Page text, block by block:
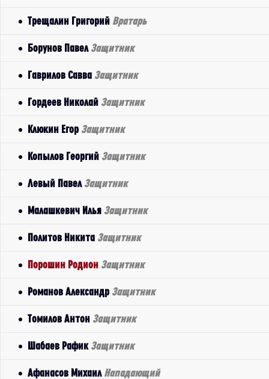
Трещалин Григорий Вратарь
Борунов Павел Защитник
Гаврилов Савва Защитник
Гордеев Николай Защитник
Клюкин Егор Защитник
Копылов Георгий Защитник
Левый Павел Защитник
Малашкевич Илья Защитник
Политов Никита Защитник
Порошин Родион Защитник
Романов Александр Защитник
Томилов Антон Защитник
Шабаев Рафик Защитник
Афанасов Михаил Нападающий